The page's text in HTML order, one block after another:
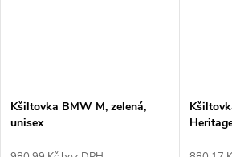
Kšiltovka BMW M, zelená,
unisex